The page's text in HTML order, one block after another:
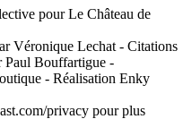
pour Le Château de
Véronique Lechat - Citations
Paul Bouffartigue -
- Réalisation Enky
privacy pour plus